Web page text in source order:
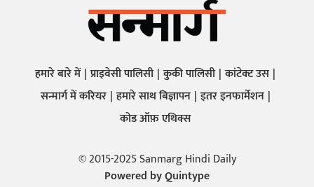
हमारे बारे में प्राइवेसी पालिसी कुकी पालिसी कांटेक्ट उस
सन्मार्ग में करियर हमारे साथ बिज्ञापन इतर इनफार्मेशन
कोड ऑफ़ एथिक्स
© 2015-2025 Sanmarg Hindi Daily
Powered byQuintype